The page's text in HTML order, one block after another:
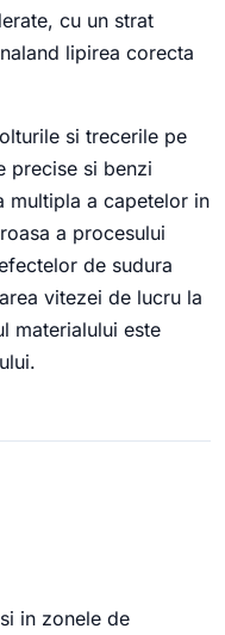
cu un strat
lipirea corecta
si trecerile pe
precise si benzi
multipla a capetelor in
a procesului
de sudura
vitezei de lucru la
materialului este
in zonele de